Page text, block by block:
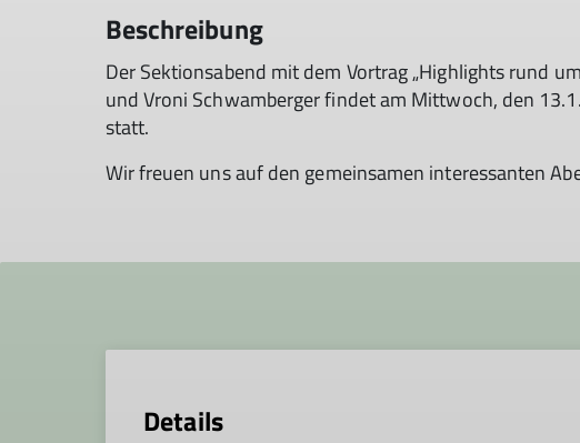
Beschreibung
Der Sek­ti­ons­abend mit dem Vor­trag „Highlights rund
und Vroni Schwamberger fin­det am Mitt­woch, den
statt.
Wir freu­en uns auf den ge­mein­sa­men in­ter­essan­ten
Details